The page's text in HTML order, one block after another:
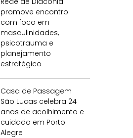
promove encontro
com foco em
masculinidades,
psicotrauma e
planejamento
estratégico
Casa de Passagem
São Lucas celebra 24
anos de acolhimento e
cuidado em Porto
Alegre